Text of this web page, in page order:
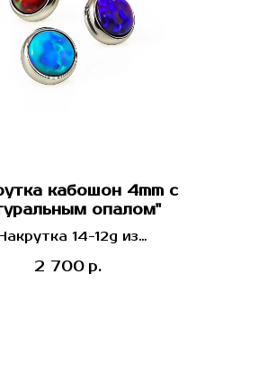
кабошон 4mm с
опалом"
14-12g из
Strength (США)
2 700 р.